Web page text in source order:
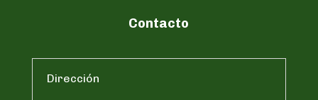
Contacto
Dirección